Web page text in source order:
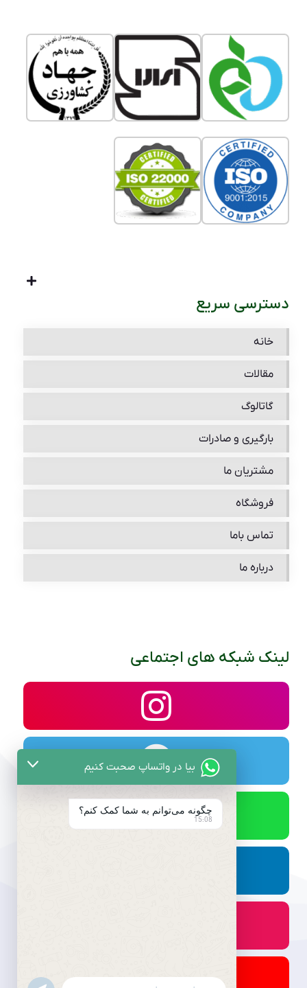
دسترسی سریع
خانه
مقالات
گاتالوگ
بارگیری و صادرات
مشتریان ما
فروشگاه
تماس باما
درباره ما
لینک شبکه های اجتماعی
بیا در واتساپ صحبت کنیم
چگونه می‌توانم به شما کمک کنم؟
15:08